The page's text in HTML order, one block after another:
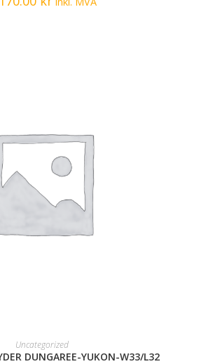
READ MORE
Uncategorized
DUNGAREE-YUKON-W33/L32